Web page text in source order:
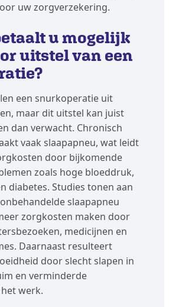
uw zorgverzekering.
u mogelijk
uitstel van een
een snurkoperatie uit
maar dit uitstel kan juist
dan verwacht. Chronisch
vaak slaapapneu, wat leidt
door bijkomende
zoals hoge bloeddruk,
diabetes. Studies tonen aan
slaapapneu
zorgkosten maken door
medicijnen en
Daarnaast resulteert
door slecht slapen in
en verminderde
werk.